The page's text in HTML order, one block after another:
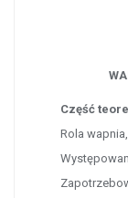
Część
Rola